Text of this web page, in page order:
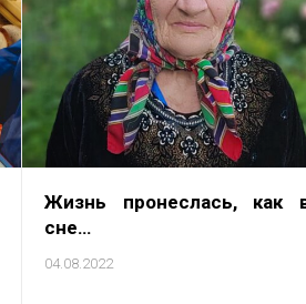
Жизнь пронеслась, как
сне…
04.08.2022